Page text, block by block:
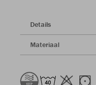
Details
Materiaal